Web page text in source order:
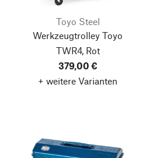
Toyo Steel
Werkzeugtrolley Toyo
TWR4, Rot
379,00 €
+ weitere Varianten